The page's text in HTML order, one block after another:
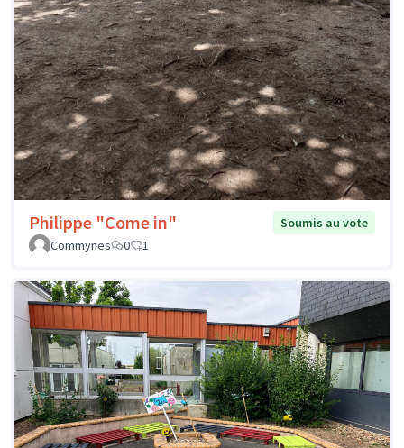
Philippe "Come in"
Soumis au vote
Commynes
0 1